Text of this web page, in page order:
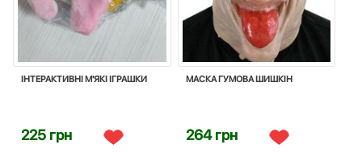
ІНТЕРАКТИВНІ М'ЯКІ ІГРАШКИ
225 грн
МАСКА ГУМОВА ШИШКIН
264 грн